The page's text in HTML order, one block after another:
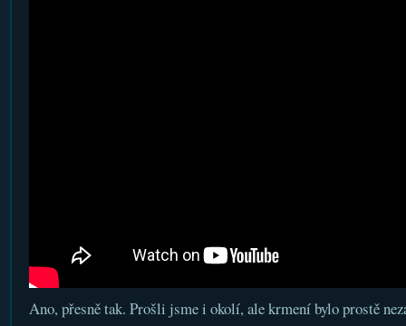
Ano, přesně tak. Prošli jsme i okolí, ale krmení bylo prostě